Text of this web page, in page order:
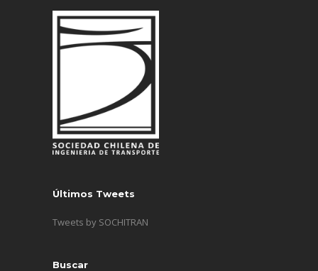
Últimos Tweets
Tweets by SOCHITRAN
Buscar